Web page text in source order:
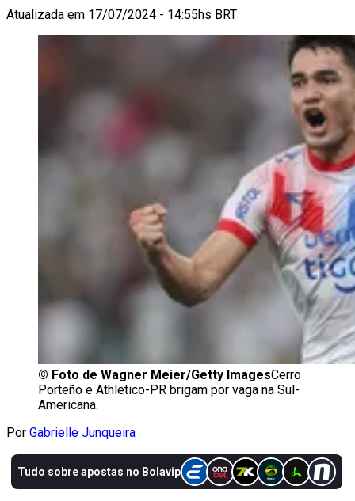
Atualizada em 17/07/2024 - 14:55hs BRT
© Foto de Wagner Meier/Getty ImagesCerro
Porteño e Athletico-PR brigam por vaga na Sul-
Americana.
Por Gabrielle Junqueira